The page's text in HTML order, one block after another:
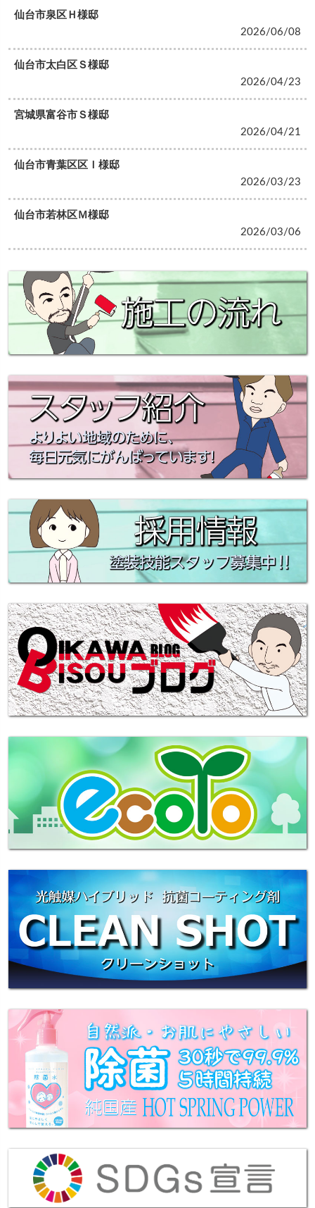
仙台市泉区Ｈ様邸
2026/06/08
仙台市太白区Ｓ様邸
2026/04/23
宮城県富谷市Ｓ様邸
2026/04/21
仙台市青葉区区Ｉ様邸
2026/03/23
仙台市若林区Ｍ様邸
2026/03/06